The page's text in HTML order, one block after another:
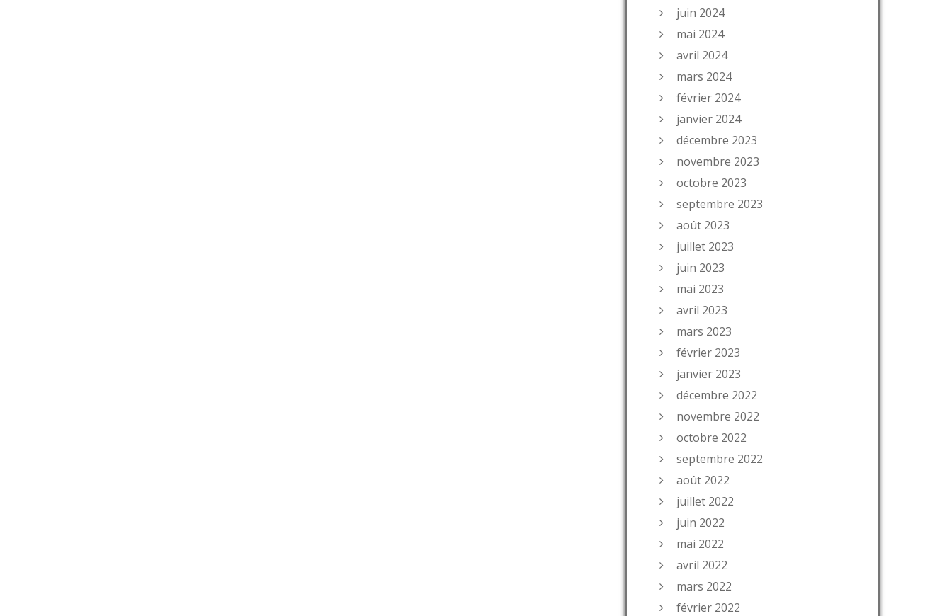
juin 2024
mai 2024
avril 2024
mars 2024
février 2024
janvier 2024
décembre 2023
novembre 2023
octobre 2023
septembre 2023
août 2023
juillet 2023
juin 2023
mai 2023
avril 2023
mars 2023
février 2023
janvier 2023
décembre 2022
novembre 2022
octobre 2022
septembre 2022
août 2022
juillet 2022
juin 2022
mai 2022
avril 2022
mars 2022
février 2022